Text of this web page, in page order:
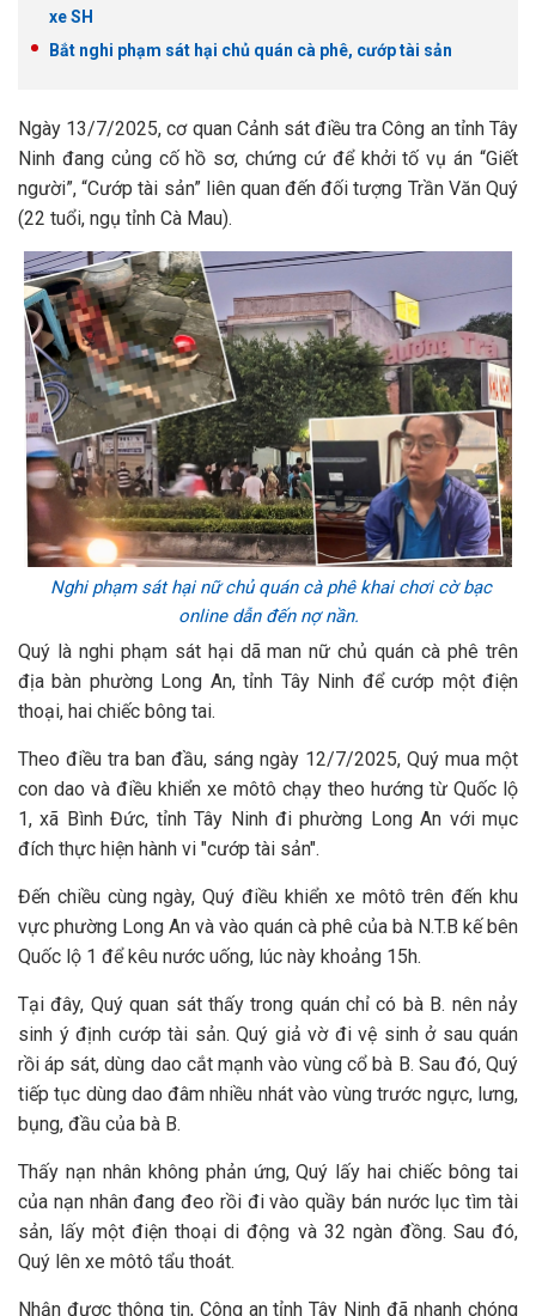
xe SH
Bắt nghi phạm sát hại chủ quán cà phê, cướp tài sản
Ngày 13/7/2025, cơ quan Cảnh sát điều tra Công an tỉnh Tây
Ninh đang củng cố hồ sơ, chứng cứ để khởi tố vụ án “Giết
người”, “Cướp tài sản” liên quan đến đối tượng Trần Văn Quý
(22 tuổi, ngụ tỉnh Cà Mau).
Nghi phạm sát hại nữ chủ quán cà phê khai chơi cờ bạc
online dẫn đến nợ nần.
Quý là nghi phạm sát hại dã man nữ chủ quán cà phê trên
địa bàn phường Long An, tỉnh Tây Ninh để cướp một điện
thoại, hai chiếc bông tai.
Theo điều tra ban đầu, sáng ngày 12/7/2025, Quý mua một
con dao và điều khiển xe môtô chạy theo hướng từ Quốc lộ
1, xã Bình Đức, tỉnh Tây Ninh đi phường Long An với mục
đích thực hiện hành vi "cướp tài sản".
Đến chiều cùng ngày, Quý điều khiển xe môtô trên đến khu
vực phường Long An và vào quán cà phê của bà N.T.B kế bên
Quốc lộ 1 để kêu nước uống, lúc này khoảng 15h.
Tại đây, Quý quan sát thấy trong quán chỉ có bà B. nên nảy
sinh ý định cướp tài sản. Quý giả vờ đi vệ sinh ở sau quán
rồi áp sát, dùng dao cắt mạnh vào vùng cổ bà B. Sau đó, Quý
tiếp tục dùng dao đâm nhiều nhát vào vùng trước ngực, lưng,
bụng, đầu của bà B.
Thấy nạn nhân không phản ứng, Quý lấy hai chiếc bông tai
của nạn nhân đang đeo rồi đi vào quầy bán nước lục tìm tài
sản, lấy một điện thoại di động và 32 ngàn đồng. Sau đó,
Quý lên xe môtô tẩu thoát.
Nhận được thông tin, Công an tỉnh Tây Ninh đã nhanh chóng